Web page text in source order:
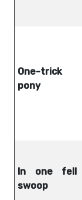
One-trick
pony
In one fell
swoop